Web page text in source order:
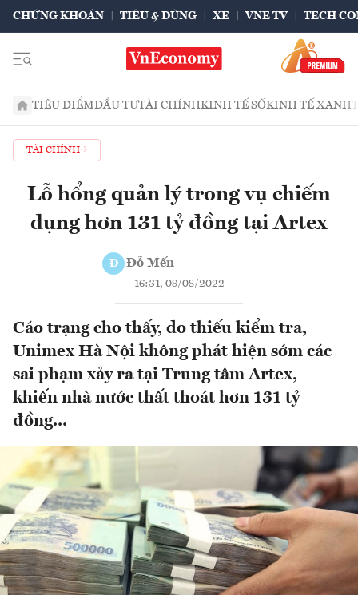
CHỨNG KHOÁN TIÊU & DÙNG XE VNE TV TECH
TIÊU ĐIỂMĐẦU TƯTÀI CHÍNHKINH TẾ SỐKINH TẾ XANH
TÀI CHÍNH
Lỗ hổng quản lý trong vụ chiếm
dụng hơn 131 tỷ đồng tại Artex
Đ Đỗ Mến
16:31, 08/08/2022
Cáo trạng cho thấy, do thiếu kiểm tra,
Unimex Hà Nội không phát hiện sớm các
sai phạm xảy ra tại Trung tâm Artex,
khiến nhà nước thất thoát hơn 131 tỷ
đồng...